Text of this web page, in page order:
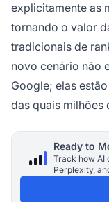
explicitamente as
tornando o valor
tradicionais de
novo cenário não
Google; elas
das quais milhões
Ready to
Track how AI
Perplexity,